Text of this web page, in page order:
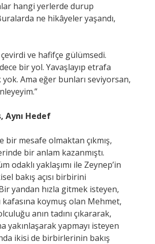
hangi yerlerde durup
ne hikâyeler yaşandı,
çevirdi ve hafifçe gülümsedi.
bir yol. Yavaşlayıp etrafa
Ama eğer bunları seviyorsan,
Aynı Hedef
bir mesafe olmaktan çıkmış,
bir anlam kazanmıştı.
odaklı yaklaşımı ile Zeynep’in
bakış açısı birbirini
yandan hızla gitmek isteyen,
kafasına koymuş olan Mehmet,
anın tadını çıkararak,
yakınlaşarak yapmayı isteyen
ikisi de birbirlerinin bakış